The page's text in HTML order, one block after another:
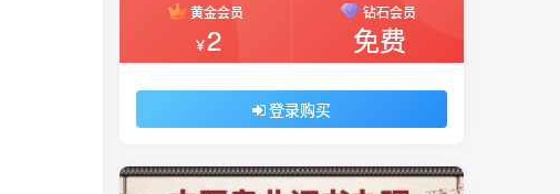
黄金会员
￥2
钻石会员
免费
登录购买